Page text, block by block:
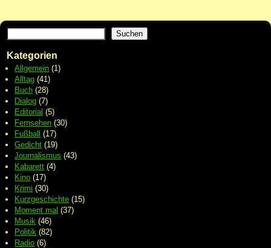
Suchen
Kategorien
Allgemein (1)
Alltag (41)
Buch (28)
Dialog (7)
Editorial (5)
Fernsehen (30)
Fußball (17)
Gedicht (19)
Journalismus (43)
Kabarett (4)
Kino (17)
Krimi (30)
Kurzgeschichte (15)
Moment mal (37)
Musik (46)
Politik (82)
Radio (6)